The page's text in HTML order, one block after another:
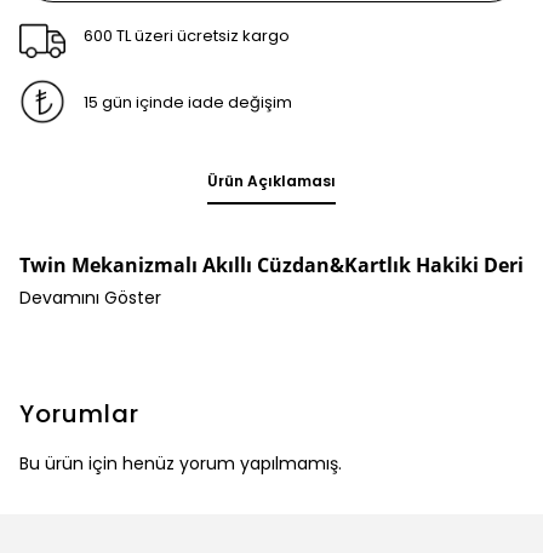
600 TL üzeri ücretsiz kargo
15 gün içinde iade değişim
Ürün Açıklaması
Twin Mekanizmalı Akıllı Cüzdan&Kartlık Hakiki Deri
Devamını Göster
Yorumlar
Bu ürün için henüz yorum yapılmamış.